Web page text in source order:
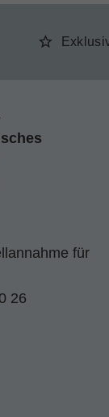
für
26